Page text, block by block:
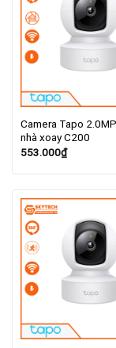
Camera Tapo
nhà xoay C200
553.000₫